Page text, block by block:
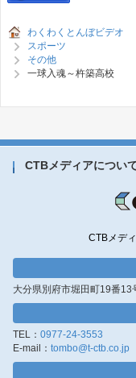
わくわくとんぼビデオ
スポーツ
その他
一球入魂～杵築高校
CTBメディアについ
CTBメデ
大分県別府市堀田町19番13
TEL： 0977-24-3553
E-mail： tombo@t-ctb.co.jp